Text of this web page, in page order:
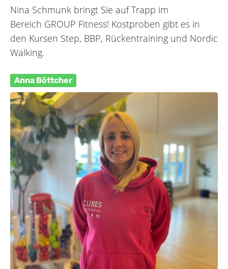
Nina Schmunk bringt Sie auf Trapp im
Bereich GROUP Fitness! Kostproben gibt es in
den Kursen Step, BBP, Rückentraining und Nordic
Walking.
Anna Böttcher